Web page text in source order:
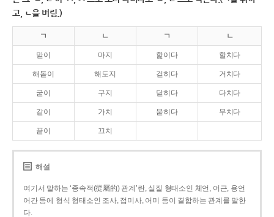
고, ㄴ을 버림.)
ㄱ ㄴ ㄱ ㄴ
맏이 마지 핥이다 할치다
해돋이 해도지 걷히다 거치다
굳이 구지 닫히다 다치다
같이 가치 묻히다 무치다
끝이 끄치
해설
여기서 말하는 ‘종속적(從屬的) 관계’란, 실질 형태소인 체언, 어근, 용언
어간 등에 형식 형태소인 조사, 접미사, 어미 등이 결합하는 관계를 말한
다.